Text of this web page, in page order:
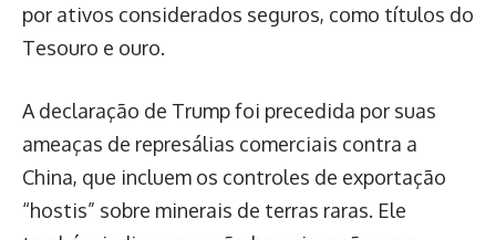
por ativos considerados seguros, como títulos do
Tesouro e ouro.
A declaração de Trump foi precedida por suas
ameaças de represálias comerciais contra a
China, que incluem os controles de exportação
“hostis” sobre minerais de terras raras. Ele